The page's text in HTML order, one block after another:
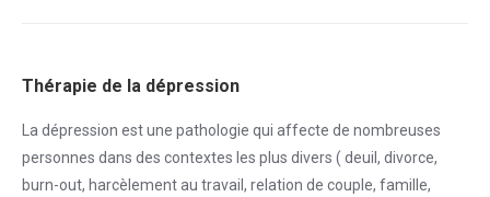
Thérapie de la dépression
La dépression est une pathologie qui affecte de nombreuses
personnes dans des contextes les plus divers ( deuil, divorce,
burn-out, harcèlement au travail, relation de couple, famille,